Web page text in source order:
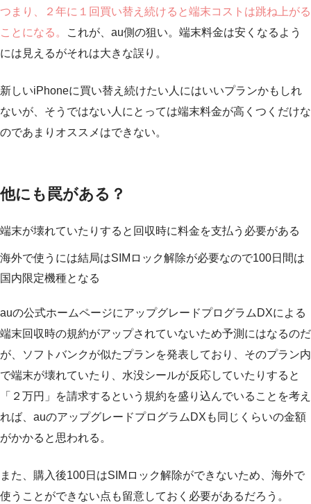
つまり、２年に１回買い替え続けると端末コストは跳ね上がる
ことになる。
これが、au側の狙い。端末料金は安くなるよう
には見えるがそれは大きな誤り。
新しいiPhoneに買い替え続けたい人にはいいプランかもしれ
ないが、そうではない人にとっては端末料金が高くつくだけな
のであまりオススメはできない。
他にも罠がある？
端末が壊れていたりすると回収時に料金を支払う必要がある
海外で使うには結局はSIMロック解除が必要なので100日間は
国内限定機種となる
auの公式ホームページにアップグレードプログラムDXによる
端末回収時の規約がアップされていないため予測にはなるのだ
が、ソフトバンクが似たプランを発表しており、そのプラン内
で端末が壊れていたり、水没シールが反応していたりすると
「２万円」を請求するという規約を盛り込んでいることを考え
れば、auのアップグレードプログラムDXも同じくらいの金額
がかかると思われる。
また、購入後100日はSIMロック解除ができないため、海外で
使うことができない点も留意しておく必要があるだろう。